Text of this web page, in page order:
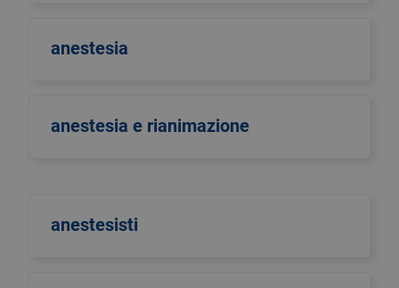
anestesia
anestesia e rianimazione
anestesisti